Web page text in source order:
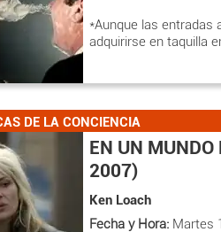
*Aunque las entradas
adquirirse en taquilla
DE LA CONCIENCIA
EN UN MUNDO
2007)
Ken Loach
Fecha y Hora: Martes